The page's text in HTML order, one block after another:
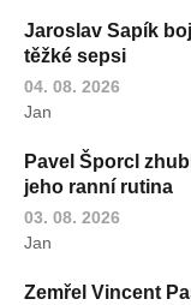
Jaroslav Sapík
těžké sepsi
04. 08. 2026
Jan
Pavel Šporcl
jeho ranní rutina
03. 08. 2026
Jan
Zemřel Vincent